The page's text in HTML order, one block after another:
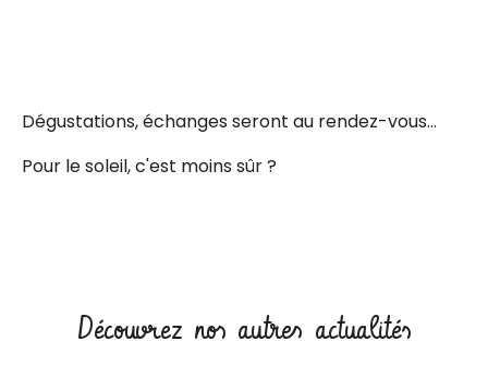
Dégustations, échanges seront au rendez-vous...
Pour le soleil, c'est moins sûr ?
Découvrez nos autres actualités